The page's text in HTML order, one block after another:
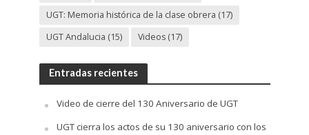
UGT: Memoria histórica de la clase obrera (17)
UGT Andalucia (15) Videos(17)
Entradas recientes
Video de cierre del 130 Aniversario de UGT
UGT cierra los actos de su 130 aniversario con los